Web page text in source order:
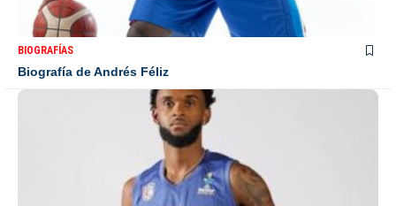
BIOGRAFÍAS
Biografía de Andrés Féliz